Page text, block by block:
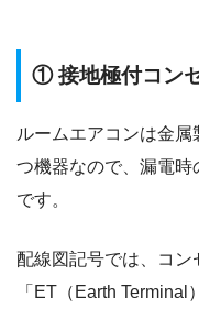
① 接地極付コン
ルームエアコンは金
つ機器なので、漏電時
です。
配線図記号では、コ
「ET（Earth Terminal